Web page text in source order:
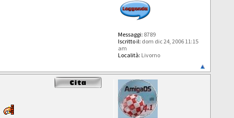
Messaggi: 8789
Iscritto il: dom dic 24, 2006 11:15
am
Località: Livorno